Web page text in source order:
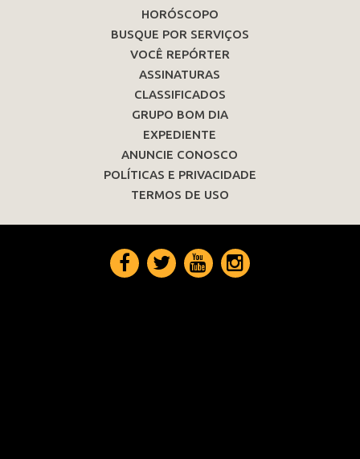
HORÓSCOPO
BUSQUE POR SERVIÇOS
VOCÊ REPÓRTER
ASSINATURAS
CLASSIFICADOS
GRUPO BOM DIA
EXPEDIENTE
ANUNCIE CONOSCO
POLÍTICAS E PRIVACIDADE
TERMOS DE USO